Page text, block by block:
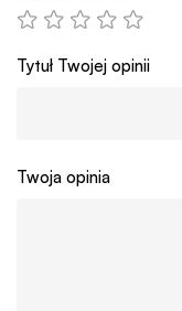
Tytuł Twojej opinii
Twoja opinia